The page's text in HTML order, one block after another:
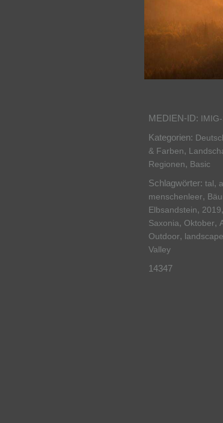
MEDIEN-ID:
Kategorien:
& Farben,
Regionen, Basic
Schlagwörter: tal,
menschenleer,
Elbsandstein, 2019,
Saxonia, Oktober,
Outdoor, landscape
Valley
14347